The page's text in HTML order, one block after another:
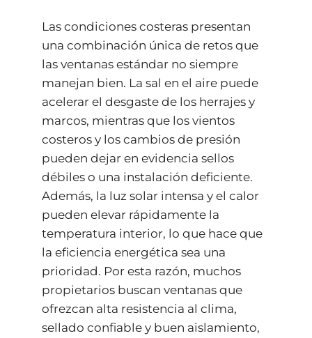
Las condiciones costeras presentan
una combinación única de retos que
las ventanas estándar no siempre
manejan bien. La sal en el aire puede
acelerar el desgaste de los herrajes y
marcos, mientras que los vientos
costeros y los cambios de presión
pueden dejar en evidencia sellos
débiles o una instalación deficiente.
Además, la luz solar intensa y el calor
pueden elevar rápidamente la
temperatura interior, lo que hace que
la eficiencia energética sea una
prioridad. Por esta razón, muchos
propietarios buscan ventanas que
ofrezcan alta resistencia al clima,
sellado confiable y buen aislamiento,